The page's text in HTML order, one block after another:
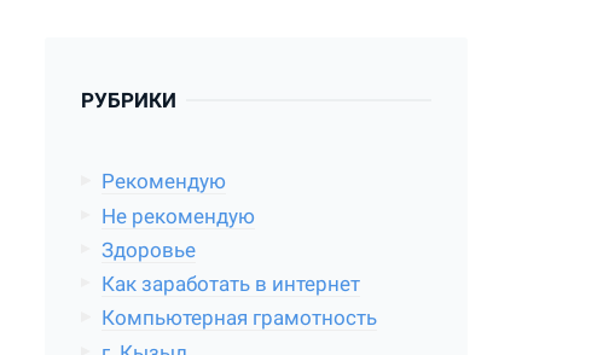
РУБРИКИ
Рекомендую
Не рекомендую
Здоровье
Как заработать в интернет
Компьютерная грамотность